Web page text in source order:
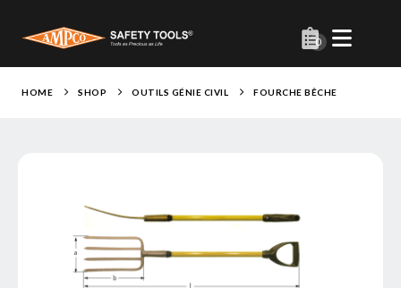
0
HOME SHOP OUTILS GÉNIE CIVIL FOURCHE BÊCHE